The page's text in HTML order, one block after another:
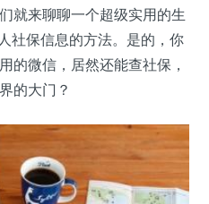
就来聊聊一个超级实用的生
社保信息的方法。是的，你
的微信，居然还能查社保，
的大门？